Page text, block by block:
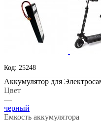
Код: 25248
Аккумулятор для
Цвет
—
черный
Емкость аккумулятора